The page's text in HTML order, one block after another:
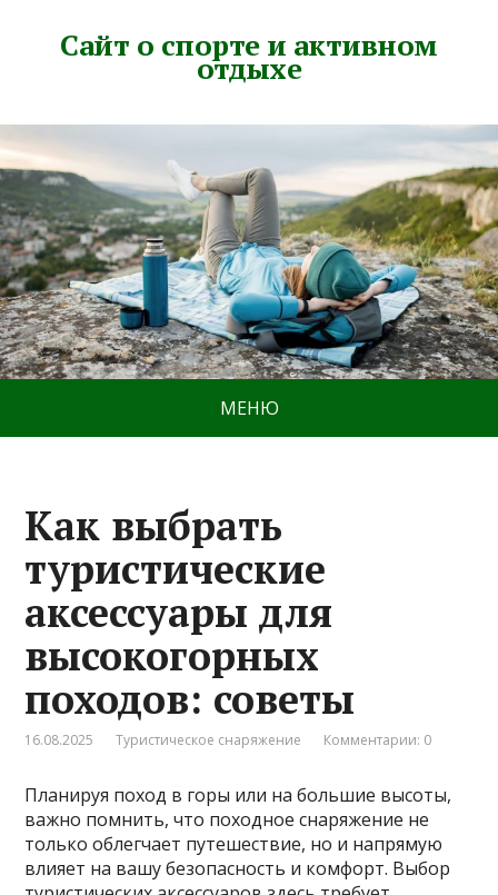
Сайт о спорте и активном
отдыхе
МЕНЮ
Как выбрать
туристические
аксессуары для
высокогорных
походов: советы
16.08.2025 Туристическое снаряжение Комментарии: 0
Планируя поход в горы или на большие высоты,
важно помнить, что походное снаряжение не
только облегчает путешествие, но и напрямую
влияет на вашу безопасность и комфорт. Выбор